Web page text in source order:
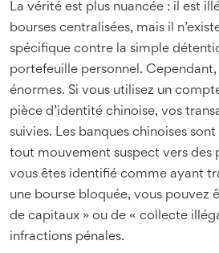
La vérité est plus nuancée : il est
bourses centralisées, mais il
spécifique contre la simple
portefeuille personnel. Cependant,
énormes. Si vous utilisez un
pièce d’identité chinoise, vos
suivies. Les banques chinoises
tout mouvement suspect vers des
vous êtes identifié comme ayant
une bourse bloquée, vous pouvez
de capitaux » ou de « collecte
infractions pénales.